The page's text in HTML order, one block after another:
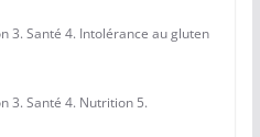
3. Santé 4. Intolérance au gluten
3. Santé 4. Nutrition 5.